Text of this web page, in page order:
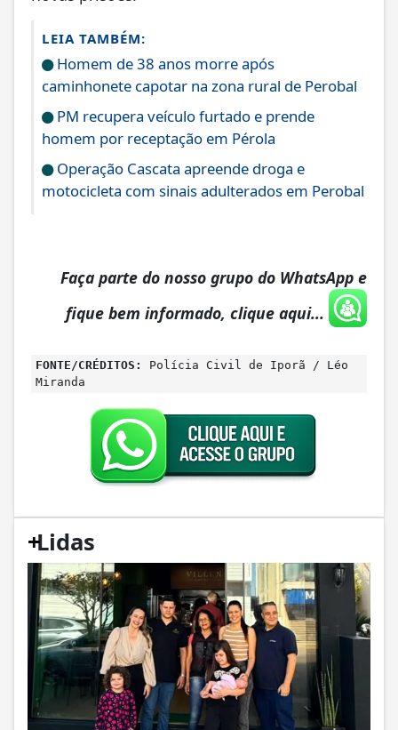
LEIA TAMBÉM:
Homem de 38 anos morre após
caminhonete capotar na zona rural de Perobal
PM recupera veículo furtado e prende
homem por receptação em Pérola
Operação Cascata apreende droga e
motocicleta com sinais adulterados em Perobal
Faça parte do nosso grupo do WhatsApp e
fique bem informado, clique aqui...
FONTE/CRÉDITOS:
Polícia Civil de Iporã / Léo
Miranda
+
Lidas